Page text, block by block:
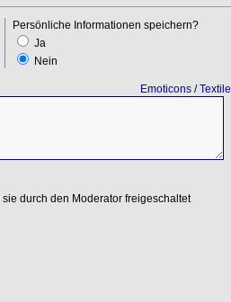
Persönliche Informationen speichern?
Ja
Nein
Emoticons/Textile
durch den Moderator freigeschaltet